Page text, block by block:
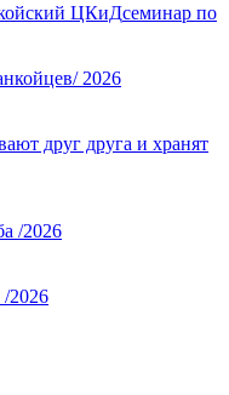
ЦКиДсеминар по
2026
друг друга и хранят
/2026
2026